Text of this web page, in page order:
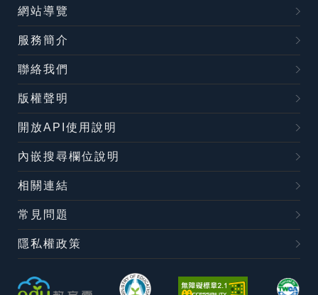
網站導覽
服務簡介
聯絡我們
版權聲明
開放API使用說明
內嵌搜尋欄位說明
相關連結
常見問題
隱私權政策